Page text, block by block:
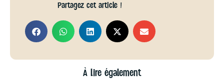
Partagez cet article !
À lire également